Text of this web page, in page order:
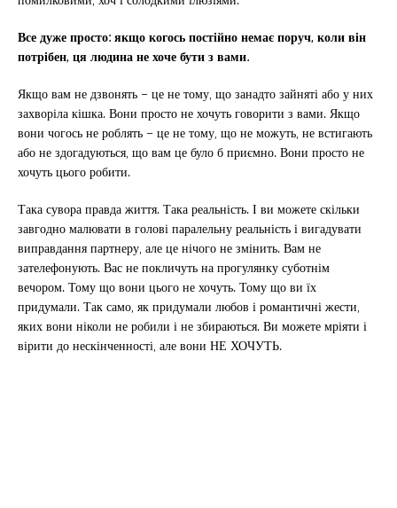
Все дуже просто: якщо когось постійно немає поруч, коли він
потрібен, ця людина не хоче бути з вами.
Якщо вам не дзвонять – це не тому, що занадто зайняті або у них
захворіла кішка. Вони просто не хочуть говорити з вами. Якщо
вони чогось не роблять – це не тому, що не можуть, не встигають
або не здогадуються, що вам це було б приємно. Вони просто не
хочуть цього робити.
Така сувора правда життя. Така реальність. І ви можете скільки
завгодно малювати в голові паралельну реальність і вигадувати
виправдання партнеру, але це нічого не змінить. Вам не
зателефонують. Вас не покличуть на прогулянку суботнім
вечором. Тому що вони цього не хочуть. Тому що ви їх
придумали. Так само, як придумали любов і романтичні жести,
яких вони ніколи не робили і не збираються. Ви можете мріяти і
вірити до нескінченності, але вони НЕ ХОЧУТЬ.